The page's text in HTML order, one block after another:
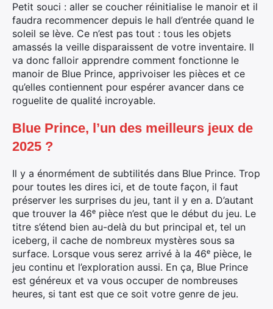
Petit souci : aller se coucher réinitialise le manoir et il
faudra recommencer depuis le hall d’entrée quand le
soleil se lève. Ce n’est pas tout : tous les objets
amassés la veille disparaissent de votre inventaire. Il
va donc falloir apprendre comment fonctionne le
manoir de Blue Prince, apprivoiser les pièces et ce
qu’elles contiennent pour espérer avancer dans ce
roguelite de qualité incroyable.
Blue Prince, l’un des meilleurs jeux de
2025 ?
Il y a énormément de subtilités dans Blue Prince. Trop
pour toutes les dires ici, et de toute façon, il faut
préserver les surprises du jeu, tant il y en a. D’autant
que trouver la 46ᵉ pièce n’est que le début du jeu. Le
titre s’étend bien au-delà du but principal et, tel un
iceberg, il cache de nombreux mystères sous sa
surface. Lorsque vous serez arrivé à la 46ᵉ pièce, le
jeu continu et l’exploration aussi. En ça, Blue Prince
est généreux et va vous occuper de nombreuses
heures, si tant est que ce soit votre genre de jeu.